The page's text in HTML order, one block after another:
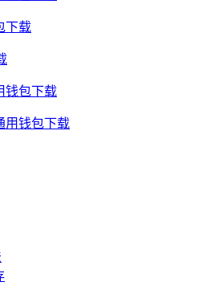
下载
钱包下载
用钱包下载